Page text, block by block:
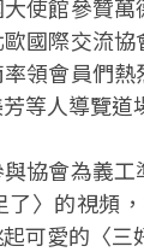
使館參贊
國際交流
領會員們
等人導覽道
協會為義
〉的視頻
可愛的〈三